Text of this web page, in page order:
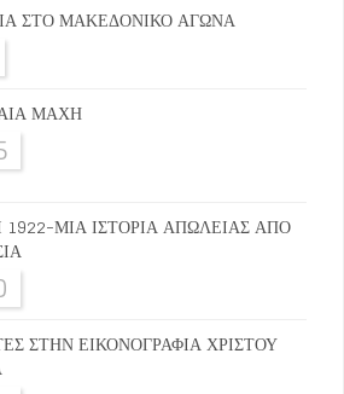
ΣΤΟ ΜΑΚΕΔΟΝΙΚΟ ΑΓΩΝΑ
ΜΑΧΗ
1922-ΜΙΑ ΙΣΤΟΡΙΑ ΑΠΩΛΕΙΑΣ ΑΠΟ
ΣΤΗΝ ΕΙΚΟΝΟΓΡΑΦΙΑ ΧΡΙΣΤΟΥ